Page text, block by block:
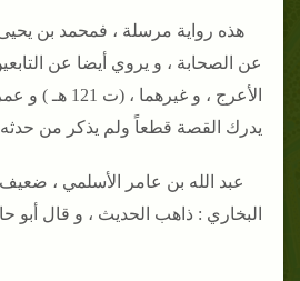
هذه رواية مرسلة ، فمحمد بن
عن الصحابة ، و يروي أيضا عن
يدرك القصة قطعاً ولم يذكر من حدثه
عبد الله بن عامر الأسلمي ، ضعيف
البخاري : ذاهب الحديث ، و قال أبو